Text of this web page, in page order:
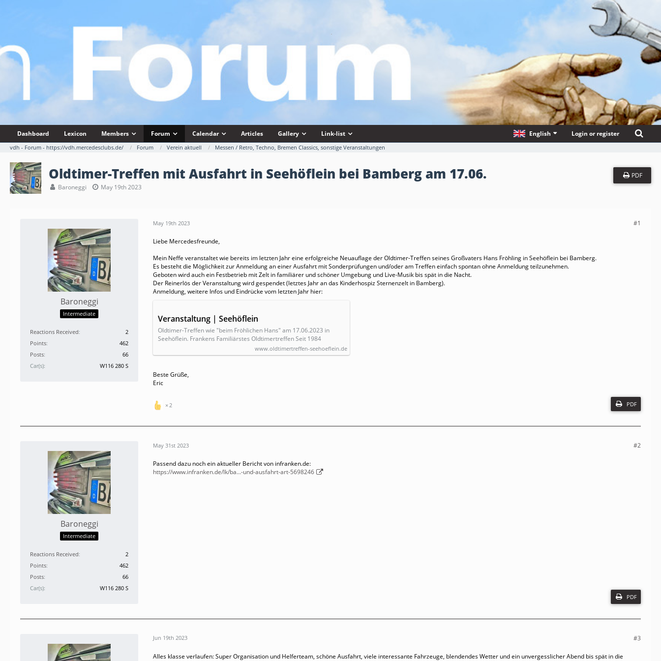
Dashboard Lexicon Members Forum Calendar Articles Gallery Link-list English Login or register
vdh - Forum - https://vdh.mercedesclubs.de/ Forum Verein aktuell Messen / Retro, Techno, Bremen Classics, sonstige Veranstaltungen
Oldtimer-Treffen mit Ausfahrt in Seehöflein bei Bamberg am 17.06.
Baroneggi May 19th 2023
PDF
Baroneggi
Intermediate
Reactions Received
2
Points
462
Posts
66
Car(s)
W116 280 S
May 19th 2023 #1
Liebe Mercedesfreunde,
Mein Neffe veranstaltet wie bereits im letzten Jahr eine erfolgreiche Neuauflage der Oldtimer-Treffen seines Großvaters Hans Fröhling in Seehöflein bei Bamberg.
Es besteht die Möglichkeit zur Anmeldung an einer Ausfahrt mit Sonderprüfungen und/oder am Treffen einfach spontan ohne Anmeldung teilzunehmen.
Geboten wird auch ein Festbetrieb mit Zelt in familiärer und schöner Umgebung und Live-Musik bis spät in die Nacht.
Der Reinerlös der Veranstaltung wird gespendet (letztes Jahr an das Kinderhospiz Sternenzelt in Bamberg).
Anmeldung, weitere Infos und Eindrücke vom letzten Jahr hier:
Veranstaltung | Seehöflein
Oldtimer-Treffen wie "beim Fröhlichen Hans" am 17.06.2023 in
Seehöflein. Frankens Familiärstes Oldtimertreffen Seit 1984
www.oldtimertreffen-seehoeflein.de
Beste Grüße,
Eric
2 PDF
Baroneggi
Intermediate
Reactions Received
2
Points
462
Posts
66
Car(s)
W116 280 S
May 31st 2023 #2
Passend dazu noch ein aktueller Bericht von infranken.de:
https://www.infranken.de/lk/ba…-und-ausfahrt-art-5698246
PDF
Jun 19th 2023 #3
Alles klasse verlaufen: Super Organisation und Helferteam, schöne Ausfahrt, viele interessante Fahrzeuge, blendendes Wetter und ein unvergesslicher Abend bis spät in die